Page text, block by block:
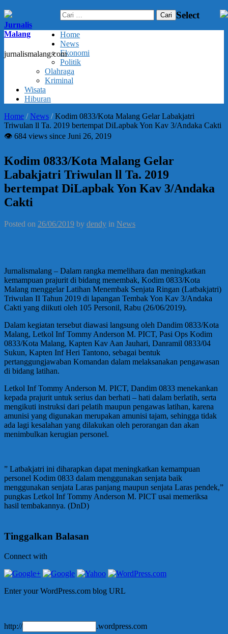
Jurnalis
Malang
jurnalismalang.com
Cari
untuk:
Select
Home
News
Ekonomi
Politik
Olahraga
Kriminal
Wisata
Hiburan
Home /News /Kodim 0833/Kota Malang Gelar Labakjatri
Triwulan ll Ta. 2019 bertempat DiLapbak Yon Kav 3/Andaka Cakti
👁 684 views since Juni 26, 2019
Kodim 0833/Kota Malang Gelar
Labakjatri Triwulan ll Ta. 2019
bertempat DiLapbak Yon Kav 3/Andaka
Cakti
Posted on 26/06/2019 by dendy in News
Jurnalismalang – Dalam rangka memelihara dan meningkatkan
kemampuan prajurit di bidang menembak, Kodim 0833/Kota
Malang menggelar Latihan Menembak Senjata Ringan (Latbakjatri)
Triwulan II Tahun 2019 di lapangan Tembak Yon Kav 3/Andaka
Cakti yang diikuti oleh 105 Personil, Rabu (26/06/2019).
Dalam kegiatan tersebut diawasi langsung oleh Dandim 0833/Kota
Malang, Letkol Inf Tommy Anderson M. PICT, Pasi Ops Kodim
0833/Kota Malang, Kapten Kav Aan Jauhari, Danramil 0833/04
Sukun, Kapten Inf Heri Tantono, sebagai bentuk
pertanggungjawaban Komandan dalam melaksanakan pengawasan
di bidang latihan.
Letkol Inf Tommy Anderson M. PICT, Dandim 0833 menekankan
kepada prajurit untuk serius dan berhati – hati dalam berlatih, serta
mengikuti instruksi dari pelatih maupun pengawas latihan, karena
amunisi yang digunakan merupakan amunisi tajam, sehingga tidak
ada lagi kesalahan yang dilakukan oleh perorangan dan akan
menimbulkan kerugian personel.
” Latbakjatri ini diharapkan dapat meningkatkan kemampuan
personel Kodim 0833 dalam menggunakan senjata baik
menggunakan senjata Laras panjang maupun senjata Laras pendek,”
pungkas Letkol Inf Tommy Anderson M. PICT usai memeriksa
hasil tembakannya. (DnD)
Tinggalkan Balasan
Connect with
Enter your WordPress.com blog URL
http:// .wordpress.com